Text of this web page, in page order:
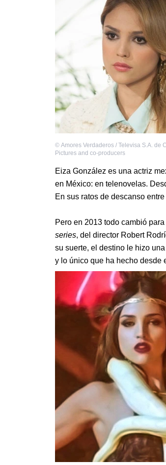
© Amores Verdaderos / Televisa S.A. de
Pictures and co-producers
Eiza González es una actriz
en México: en telenovelas.
En sus ratos de descanso
Pero en 2013 todo cambió
series, del director Robert
su suerte, el destino le hizo
y lo único que ha hecho desde